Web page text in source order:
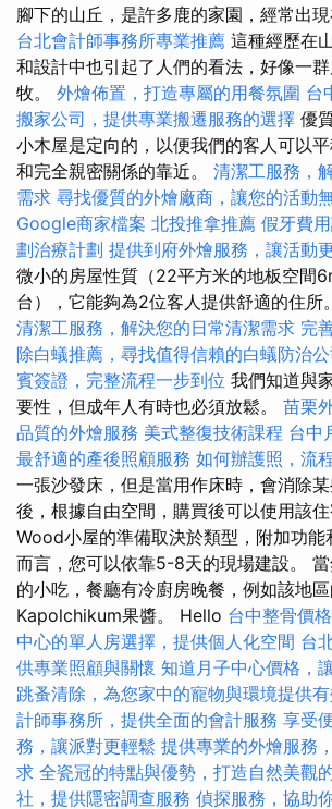
腳下的山丘，是許多鹿的家園，經常出現
台北會計師事務所專業推薦 這種經歷在
和設計中也引起了人們的看法，好像一
牧。 外燴佈置，打造專屬的用餐氛圍 台
搬家公司，提供專業搬遷服務的選擇 優
小木屋是定向的，以便我們的客人可以
和完全親密關係的靠近。 清潔工服務，
需求 尋找優質的外燴廠商，讓您的活動
Google商家檔案 北投推拿推薦 假牙費
劃治療計劃 提供到府外燴服務，讓活動
微小的房屋性質（22平方米的地板空間
台），它能夠為2位客人提供舒適的住所
清潔工服務，解決您的日常清潔需求 完
除白蟻推薦，尋找值得信賴的白蟻防治公
賓簽證，完整流程一步到位 我們知道與
要性，但成年人有時也必須放鬆。 苗栗
品質的外燴服務 美式整復技術課程 台中
最舒適的產後照顧服務 如何辦護照，流
一張沙發床，但是當用作床時，會消除
後，根據自由空間，購買後可以使用該
Wood小屋的準備取決於類型，附加功能
而言，您可以依靠5-8天的現場建設。
的小吃，餐廳有冷廚房晚餐，例如該地
Kapolchikum果醬。 Hello 台中整骨價格
中心的單人房選擇，提供個人化空間 台
供專業照顧與關懷 知道月子中心價格，
跳蚤清除，為您家中的寵物與環境提供
計師事務所，提供全面的會計服務 享受
務，讓派對更輕鬆 提供專業的外燴服務
求 全瓷冠的特點與優勢，打造自然美觀
社，提供隱密調查服務 偵探服務，協助